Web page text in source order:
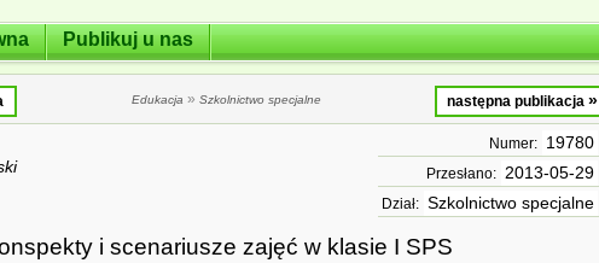
Publikuj u nas
Edukacja » Szkolnictwo specjalne następna publikacja »
Numer: 19780
Przesłano: 2013-05-29
Dział: Szkolnictwo specjalne
i scenariusze zajęć w klasie I SPS